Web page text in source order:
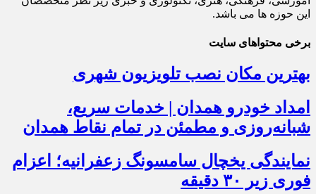
این حوزه ها می باشد.
برخی محتواهای سایت
بهترین مکان نصب تلویزیون شهری
امداد خودرو همدان | خدمات سریع،
شبانه‌روزی و مطمئن در تمام نقاط همدان
نمایندگی یخچال سامسونگ زعفرانیه؛ اعزام
فوری زیر ۳۰ دقیقه